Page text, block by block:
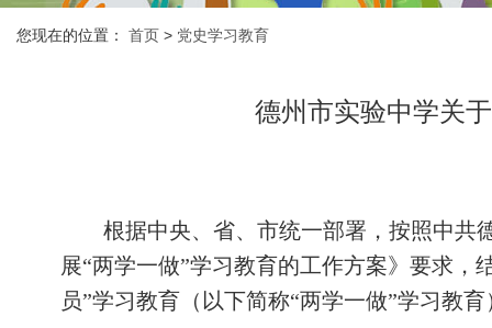
您现在的位置： 首页 > 党史学习教育
德州市实验中学关
根据中央、省、市统一部署，按照中共
展“两学一做”学习教育的工作方案》要求
员”学习教育（以下简称“两学一做”学习教